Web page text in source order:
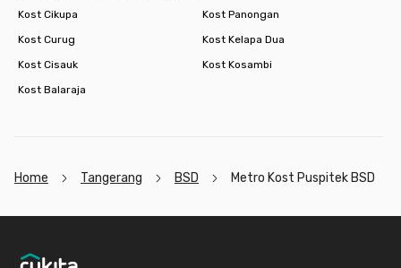
Kost Cikupa
Kost Panongan
Kost Curug
Kost Kelapa Dua
Kost Cisauk
Kost Kosambi
Kost Balaraja
Home Tangerang BSD Metro Kost Puspitek BSD